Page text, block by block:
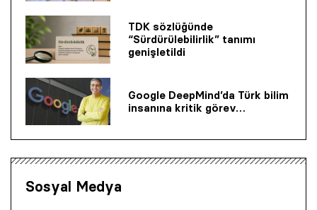
TDK sözlüğünde
“Sürdürülebilirlik” tanımı
genişletildi
Google DeepMind’da Türk bilim
insanına kritik görev…
Sosyal Medya